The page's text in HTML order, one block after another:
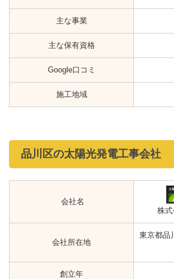
主な事業
主な保有資格
Google口コミ
施工地域
品川区の太陽光発電工事会社
会社名
株
会社所在地
東京都品
創立年